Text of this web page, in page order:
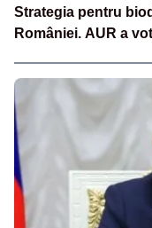
Strategia pentru
României. AUR a